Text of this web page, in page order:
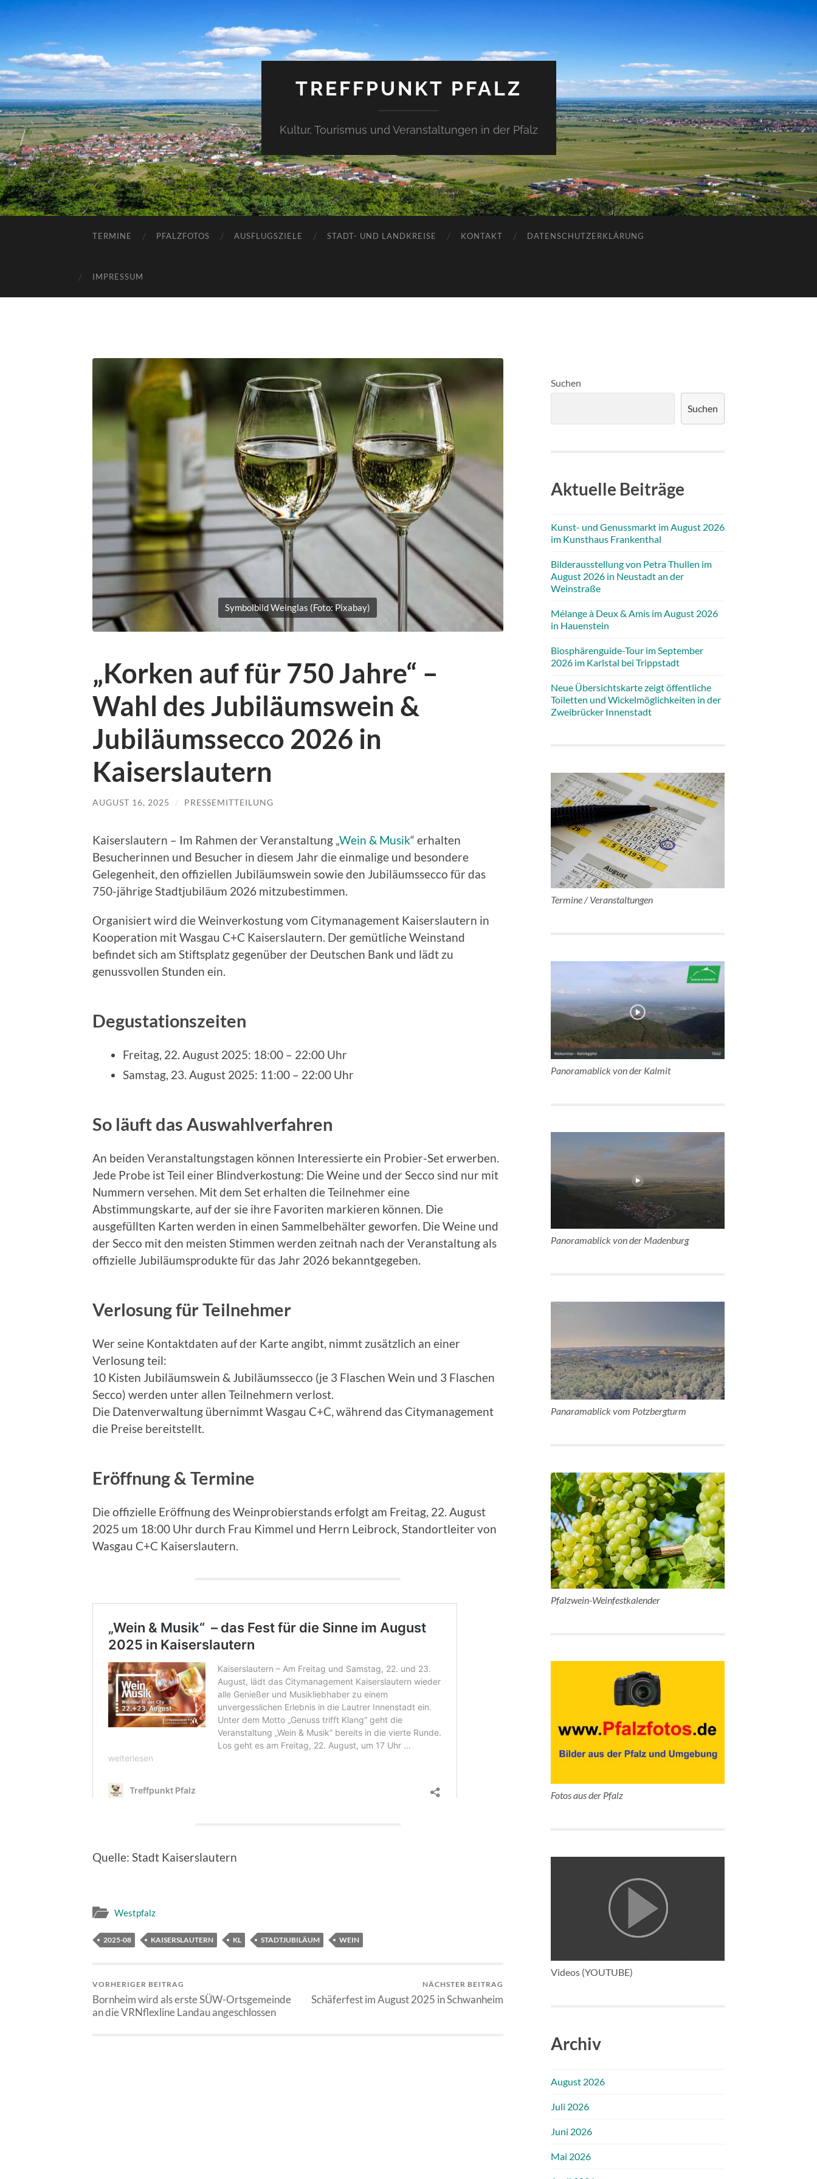
TREFFPUNKT PFALZ
Kultur, Tourismus und Veranstaltungen in der Pfalz
TERMINE PFALZFOTOS AUSFLUGSZIELE STADT- UND LANDKREISE KONTAKT DATENSCHUTZERKLÄRUNG
IMPRESSUM
Symbolbild Weinglas (Foto: Pixabay)
„Korken auf für 750 Jahre“ –
Wahl des Jubiläumswein &
Jubiläumssecco 2026 in
Kaiserslautern
AUGUST 16, 2025 / PRESSEMITTEILUNG
Kaiserslautern – Im Rahmen der Veranstaltung „Wein & Musik“ erhalten
Besucherinnen und Besucher in diesem Jahr die einmalige und besondere
Gelegenheit, den offiziellen Jubiläumswein sowie den Jubiläumssecco für das
750-jährige Stadtjubiläum 2026 mitzubestimmen.
Organisiert wird die Weinverkostung vom Citymanagement Kaiserslautern in
Kooperation mit Wasgau C+C Kaiserslautern. Der gemütliche Weinstand
befindet sich am Stiftsplatz gegenüber der Deutschen Bank und lädt zu
genussvollen Stunden ein.
Degustationszeiten
Freitag, 22. August 2025: 18:00 – 22:00 Uhr
Samstag, 23. August 2025: 11:00 – 22:00 Uhr
So läuft das Auswahlverfahren
An beiden Veranstaltungstagen können Interessierte ein Probier-Set erwerben.
Jede Probe ist Teil einer Blindverkostung: Die Weine und der Secco sind nur mit
Nummern versehen. Mit dem Set erhalten die Teilnehmer eine
Abstimmungskarte, auf der sie ihre Favoriten markieren können. Die
ausgefüllten Karten werden in einen Sammelbehälter geworfen. Die Weine und
der Secco mit den meisten Stimmen werden zeitnah nach der Veranstaltung als
offizielle Jubiläumsprodukte für das Jahr 2026 bekanntgegeben.
Verlosung für Teilnehmer
Wer seine Kontaktdaten auf der Karte angibt, nimmt zusätzlich an einer
Verlosung teil:
10 Kisten Jubiläumswein & Jubiläumssecco (je 3 Flaschen Wein und 3 Flaschen
Secco) werden unter allen Teilnehmern verlost.
Die Datenverwaltung übernimmt Wasgau C+C, während das Citymanagement
die Preise bereitstellt.
Eröffnung & Termine
Die offizielle Eröffnung des Weinprobierstands erfolgt am Freitag, 22. August
2025 um 18:00 Uhr durch Frau Kimmel und Herrn Leibrock, Standortleiter von
Wasgau C+C Kaiserslautern.
Quelle: Stadt Kaiserslautern
Westpfalz
2025-08 KAISERSLAUTERN KL STADTJUBILÄUM WEIN
VORHERIGER BEITRAG
Bornheim wird als erste SÜW-Ortsgemeinde
an die VRNflexline Landau angeschlossen
NÄCHSTER BEITRAG
Schäferfest im August 2025 in Schwanheim
Suchen
Suchen
Aktuelle Beiträge
Kunst- und Genussmarkt im August 2026
im Kunsthaus Frankenthal
Bilderausstellung von Petra Thullen im
August 2026 in Neustadt an der
Weinstraße
Mélange à Deux & Amis im August 2026
in Hauenstein
Biosphärenguide-Tour im September
2026 im Karlstal bei Trippstadt
Neue Übersichtskarte zeigt öffentliche
Toiletten und Wickelmöglichkeiten in der
Zweibrücker Innenstadt
Termine / Veranstaltungen
Panoramablick von der Kalmit
Panoramablick von der Madenburg
Panaramablick vom Potzbergturm
Pfalzwein-Weinfestkalender
Fotos aus der Pfalz
Videos (YOUTUBE)
Archiv
August 2026
Juli 2026
Juni 2026
Mai 2026